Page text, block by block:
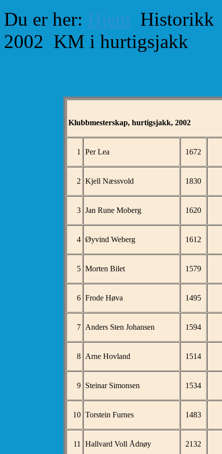
Du er her: Hjem Historikk
2002 KM i hurtigsjakk
Klubbmesterskap, hurtigsjakk, 2002
1 Per Lea 1672
2 Kjell Næssvold 1830
3 Jan Rune Moberg 1620
4 Øyvind Weberg 1612
5 Morten Bilet 1579
6 Frode Høva 1495
7 Anders Sten Johansen 1594
8 Arne Hovland 1514
9 Steinar Simonsen 1534
10 Torstein Furnes 1483
11 Hallvard Voll Ådnøy 2132